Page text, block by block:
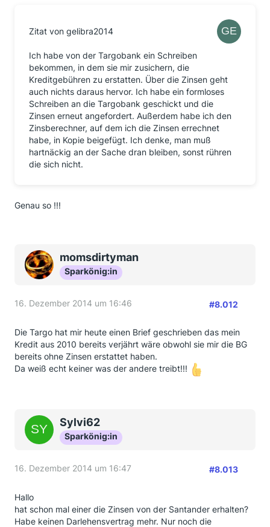
Zitat von gelibra2014
Ich habe von der Targobank ein Schreiben
bekommen, in dem sie mir zusichern, die
Kreditgebühren zu erstatten. Über die Zinsen geht
auch nichts daraus hervor. Ich habe ein formloses
Schreiben an die Targobank geschickt und die
Zinsen erneut angefordert. Außerdem habe ich den
Zinsberechner, auf dem ich die Zinsen errechnet
habe, in Kopie beigefügt. Ich denke, man muß
hartnäckig an der Sache dran bleiben, sonst rühren
die sich nicht.
Genau so !!!
momsdirtyman
Sparkönig:in
16. Dezember 2014 um 16:46 #8.012
Die Targo hat mir heute einen Brief geschrieben das mein
Kredit aus 2010 bereits verjährt wäre obwohl sie mir die BG
bereits ohne Zinsen erstattet haben.
Da weiß echt keiner was der andere treibt!!!
Sylvi62
Sparkönig:in
16. Dezember 2014 um 16:47 #8.013
Hallo
hat schon mal einer die Zinsen von der Santander erhalten?
Habe keinen Darlehensvertrag mehr. Nur noch die